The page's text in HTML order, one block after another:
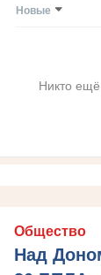
Новые
Никто
Общество
Над